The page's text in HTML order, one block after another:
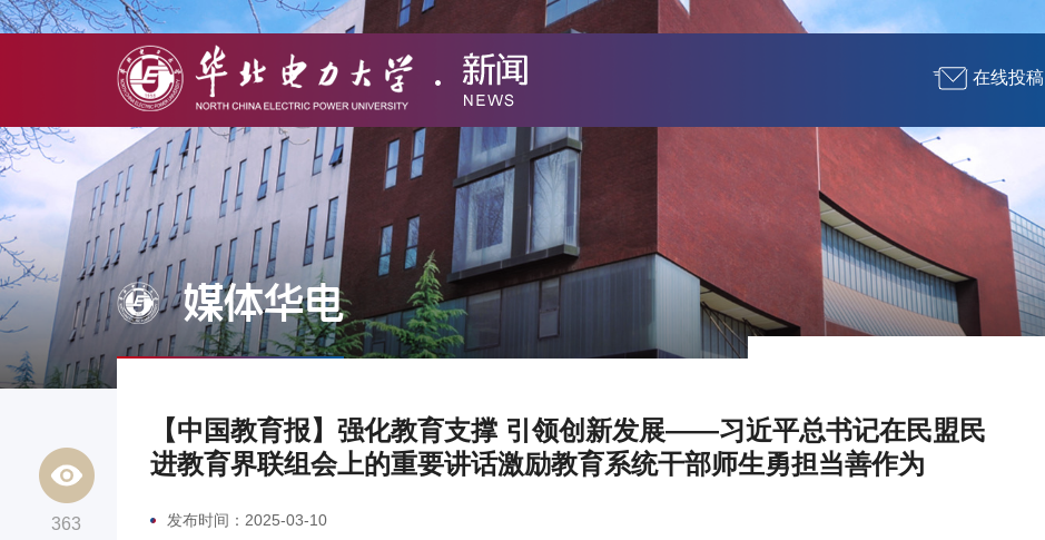
在线投稿
媒体华电
【中国教育报】强化教育支撑 引领创新发展——习近平总书记在民盟民
进教育界联组会上的重要讲话激励教育系统干部师生勇担当善作为
发布时间：2025-03-10
363